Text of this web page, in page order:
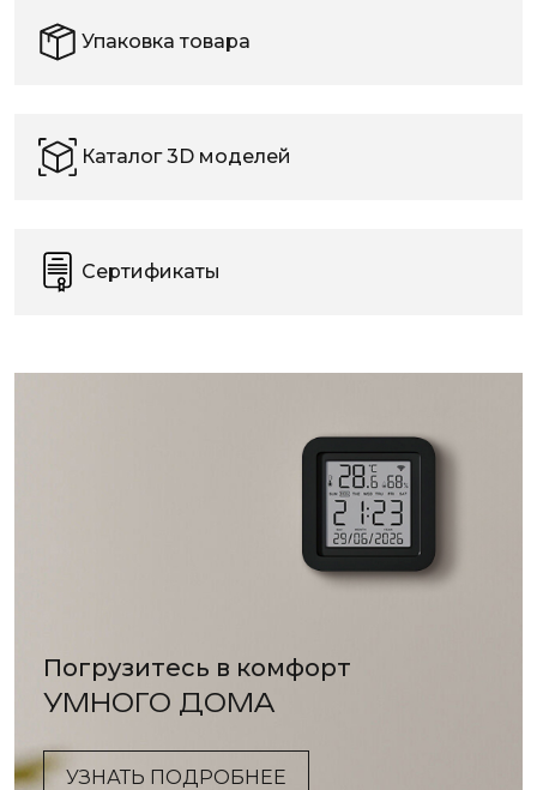
Упаковка товара
Каталог 3D моделей
Сертификаты
Погрузитесь в комфорт
УМНОГО ДОМА
УЗНАТЬ ПОДРОБНЕЕ